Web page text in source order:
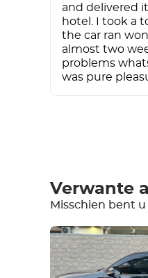
and delivered
hotel. I took a
the car ran
almost two
problems
was pure
Uitrusting
Comfortabel
Verwante
Misschien bent